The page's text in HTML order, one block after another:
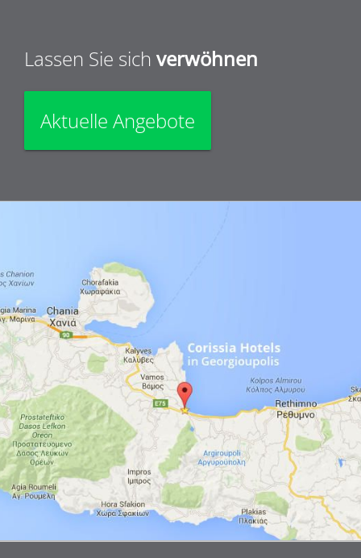
Lassen Sie sich verwöhnen
Aktuelle Angebote